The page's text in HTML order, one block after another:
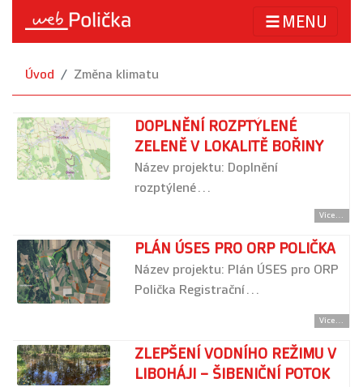
MENU
Úvod Změna klimatu
DOPLNĚNÍ ROZPTÝLENÉ
ZELENĚ V LOKALITĚ BOŘINY
Název projektu: Doplnění
rozptýlené…
Více...
PLÁN ÚSES PRO ORP POLIČKA
Název projektu: Plán ÚSES pro ORP
Polička Registrační…
Více...
ZLEPŠENÍ VODNÍHO REŽIMU V
LIBOHÁJI – ŠIBENIČNÍ POTOK